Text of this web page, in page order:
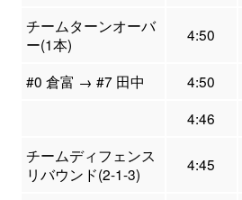
チームターンオーバ
ー(1本)
4:50
#0 倉富 → #7 田中
4:50
4:46
チームディフェンス
リバウンド(2-1-3)
4:45